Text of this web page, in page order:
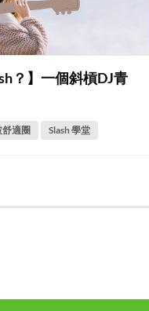
？】一個斜槓DJ青
舒適圈 Slash 學堂